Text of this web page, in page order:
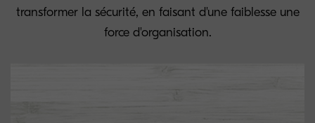
transformer la sécurité, en faisant d'une faiblesse une
force d'organisation.